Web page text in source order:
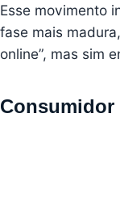
Esse movimento
fase mais
online”, mas sim
Consumidor